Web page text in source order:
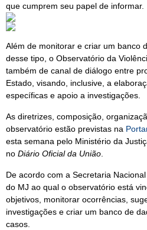
que cumprem seu papel de informar.
Além de monitorar e criar um banco
desse tipo, o Observatório da
também de canal de diálogo entre
Estado, visando, inclusive, a
específicas e apoio a investigações.
As diretrizes, composição,
observatório estão previstas na
esta semana pelo Ministério da
no Diário Oficial da União
De acordo com a Secretaria
do MJ ao qual o observatório está
objetivos, monitorar ocorrências,
investigações e criar um banco de
casos.